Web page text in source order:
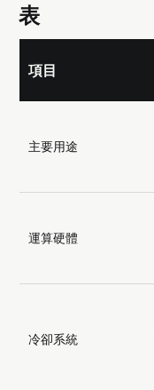
表
項目
主要用途
運算硬體
冷卻系統